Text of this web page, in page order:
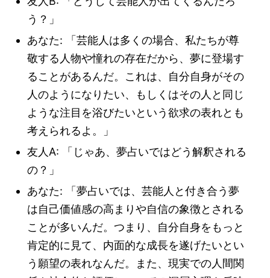
う？」
あなた: 「芸能人は多くの場合、私たちが尊
敬する人物や憧れの存在だから、夢に登場す
ることがあるんだ。これは、自分自身がその
人のようになりたい、もしくはその人と同じ
ような注目を浴びたいという欲求の表れとも
考えられるよ。」
友人A: 「じゃあ、夢占いではどう解釈される
の？」
あなた: 「夢占いでは、芸能人と付き合う夢
は自己価値感の高まりや自信の象徴とされる
ことが多いんだ。つまり、自分自身をもっと
肯定的に見て、内面的な成長を遂げたいとい
う願望の表れなんだ。また、現実での人間関